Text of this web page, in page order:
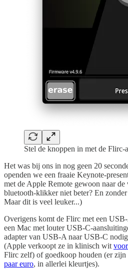
Stel de knoppen in met de Flirc-
Het was bij ons in nog geen 20
openden we een fraaie Keynote-
met de Apple Remote gewoon naar
bluetooth-klikker niet beter? En
Maar dit is veel leuker...)
Overigens komt de Flirc met een
een Mac met louter USB-C-
adapter van USB-A naar USB-C
(Apple verkoopt ze in klinisch wit
Flirc zelf) of goedkoop houden (er zijn
paar euro, in allerlei kleurtjes).